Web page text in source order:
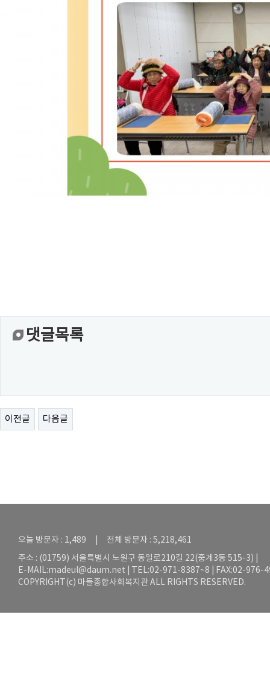
댓글목록
이전글 다음글
오늘 방문자 : 1,489 | 전체 방문자 : 5,218,461
주소 : (01759) 서울특별시 노원구 동일로210길 22(중계3동 515-3) |
E-MAIL:madeul@daum.net | TEL:02-971-8387~8 | FAX:02-976-
COPYRIGHT(c) 마들종합사회복지관 ALL RIGHTS RESERVED.